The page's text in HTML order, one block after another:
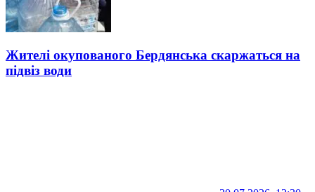
Жителі окупованого Бердянська скаржаться на
підвіз води